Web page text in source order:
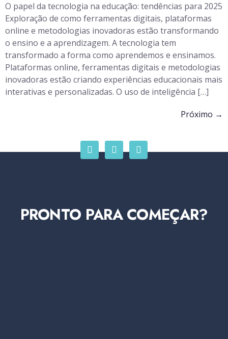
O papel da tecnologia na educação: tendências para 2025
Exploração de como ferramentas digitais, plataformas
online e metodologias inovadoras estão transformando
o ensino e a aprendizagem. A tecnologia tem
transformado a forma como aprendemos e ensinamos.
Plataformas online, ferramentas digitais e metodologias
inovadoras estão criando experiências educacionais mais
interativas e personalizadas. O uso de inteligência […]
Próximo →
PRONTO PARA COMEÇAR?